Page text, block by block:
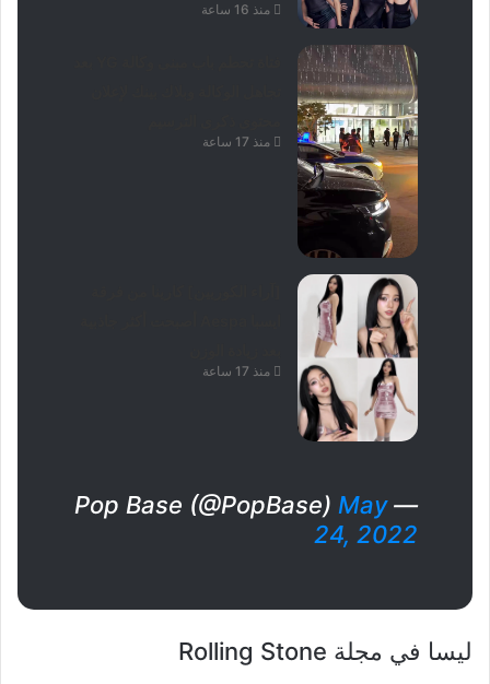
منذ 16 ساعة
منذ 17 ساعة
منذ 17 ساعة
— Pop Base (@PopBase)
May
24, 2022
ليسا في مجلة Rolling Stone